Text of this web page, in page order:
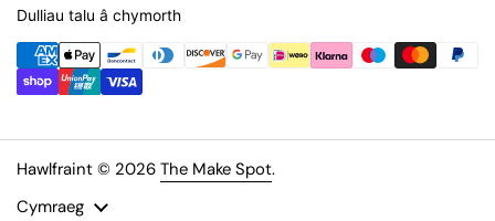
Dulliau talu â chymorth
Hawlfraint © 2026 The Make Spot.
Iaith
Cymraeg